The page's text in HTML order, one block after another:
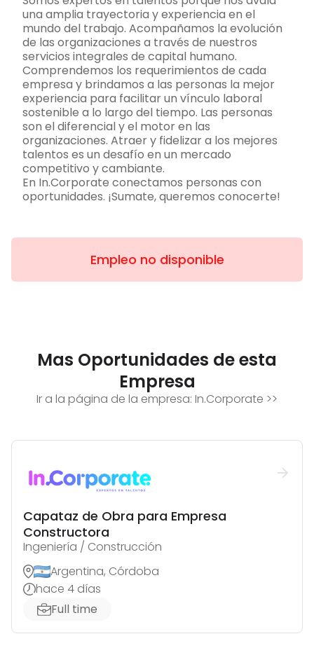
una amplia trayectoria y experiencia en el
mundo del trabajo. Acompañamos la evolución
de las organizaciones a través de nuestros
servicios integrales de capital humano.
Comprendemos los requerimientos de cada
empresa y brindamos a las personas la mejor
experiencia para facilitar un vínculo laboral
sostenible a lo largo del tiempo. Las personas
son el diferencial y el motor en las
organizaciones. Atraer y fidelizar a los mejores
talentos es un desafío en un mercado
competitivo y cambiante.
En In.Corporate conectamos personas con
oportunidades. ¡Sumate, queremos conocerte!
Empleo no disponible
Mas Oportunidades de esta
Empresa
Ir a la página de la empresa: In.Corporate >>
Capataz de Obra para Empresa
Constructora
Ingeniería / Construcción
Argentina, Córdoba
hace 4 días
Full time